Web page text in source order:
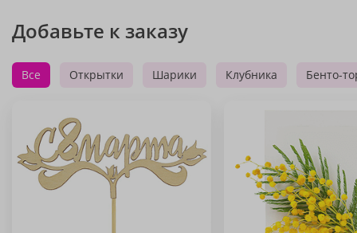
Добавьте к заказу
Все Открытки Шарики Клубника Бенто-